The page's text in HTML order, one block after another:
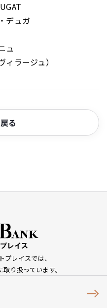
デュガ
ュ
ィラージュ）
る
プレイスでは、
り扱っています。